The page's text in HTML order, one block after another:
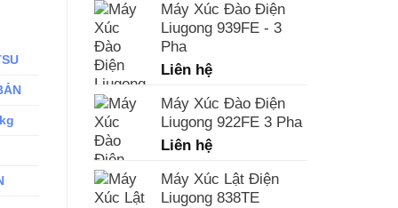
Máy Xúc Đào Điện
Liugong 939FE - 3
Pha
Liên hệ
Máy Xúc Đào Điện
Liugong 922FE 3 Pha
Liên hệ
Máy Xúc Lật Điện
Liugong 838TE